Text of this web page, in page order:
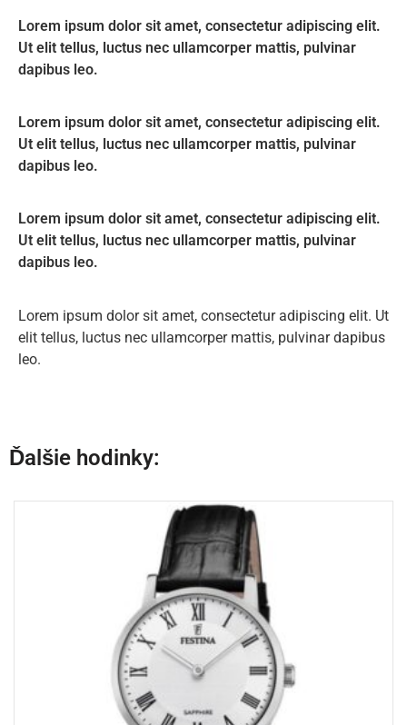
Lorem ipsum dolor sit amet, consectetur adipiscing elit.
Ut elit tellus, luctus nec ullamcorper mattis, pulvinar
dapibus leo.
Lorem ipsum dolor sit amet, consectetur adipiscing elit.
Ut elit tellus, luctus nec ullamcorper mattis, pulvinar
dapibus leo.
Lorem ipsum dolor sit amet, consectetur adipiscing elit.
Ut elit tellus, luctus nec ullamcorper mattis, pulvinar
dapibus leo.
Lorem ipsum dolor sit amet, consectetur adipiscing elit. Ut
elit tellus, luctus nec ullamcorper mattis, pulvinar dapibus
leo.
Ďalšie hodinky: